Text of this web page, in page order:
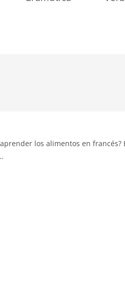
los alimentos en francés?